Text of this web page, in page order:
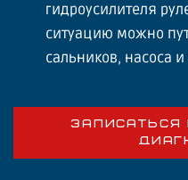
гидроусилителя
ситуацию можно
сальников, насоса
ЗАПИСАТЬСЯ